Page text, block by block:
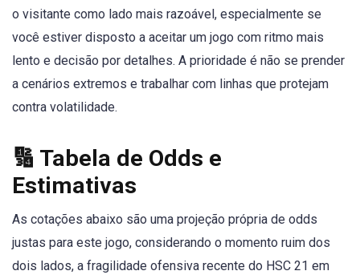
o visitante como lado mais razoável, especialmente se
você estiver disposto a aceitar um jogo com ritmo mais
lento e decisão por detalhes. A prioridade é não se prender
a cenários extremos e trabalhar com linhas que protejam
contra volatilidade.
🔢 Tabela de Odds e
Estimativas
As cotações abaixo são uma projeção própria de odds
justas para este jogo, considerando o momento ruim dos
dois lados, a fragilidade ofensiva recente do HSC 21 em